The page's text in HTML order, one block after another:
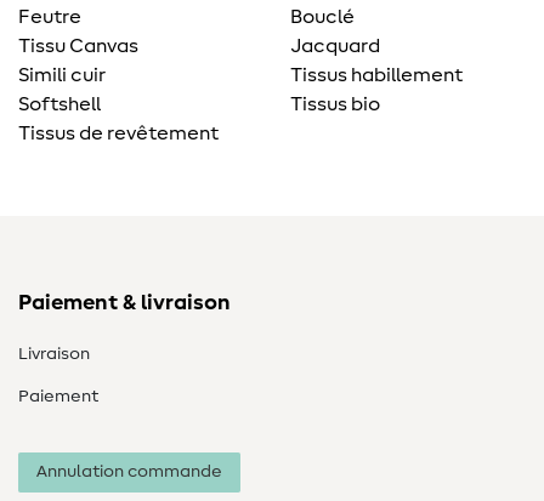
Feutre
Tissu Canvas
Simili cuir
Softshell
Tissus de revêtement
Bouclé
Jacquard
Tissus habillement
Tissus bio
Paiement & livraison
Livraison
Paiement
Annulation commande